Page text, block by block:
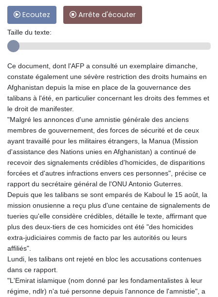
Ecoutez Arrête d'écouter
Taille du texte:
Ce document, dont l'AFP a consulté un exemplaire dimanche,
constate également une sévère restriction des droits humains en
Afghanistan depuis la mise en place de la gouvernance des
talibans à l'été, en particulier concernant les droits des femmes et
le droit de manifester.
"Malgré les annonces d'une amnistie générale des anciens
membres de gouvernement, des forces de sécurité et de ceux
ayant travaillé pour les militaires étrangers, la Manua (Mission
d'assistance des Nations unies en Afghanistan) a continué de
recevoir des signalements crédibles d'homicides, de disparitions
forcées et d'autres infractions envers ces personnes", précise ce
rapport du secrétaire général de l'ONU Antonio Guterres.
Depuis que les talibans se sont emparés de Kaboul le 15 août, la
mission onusienne a reçu plus d'une centaine de signalements de
tueries qu'elle considère crédibles, détaille le texte, affirmant que
plus des deux-tiers de ces homicides ont été "des homicides
extra-judiciaires commis de facto par les autorités ou leurs
affiliés".
Lundi, les talibans ont rejeté en bloc les accusations contenues
dans ce rapport.
"L'Emirat islamique (nom donné par les fondamentalistes à leur
régime, ndlr) n'a tué personne depuis l'annonce de l'amnistie", a